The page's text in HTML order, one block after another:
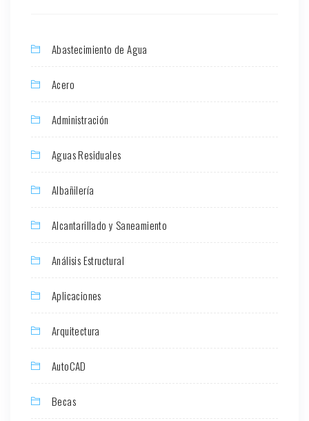
Abastecimiento de Agua
Acero
Administración
Aguas Residuales
Albañilería
Alcantarillado y Saneamiento
Análisis Estructural
Aplicaciones
Arquitectura
AutoCAD
Becas